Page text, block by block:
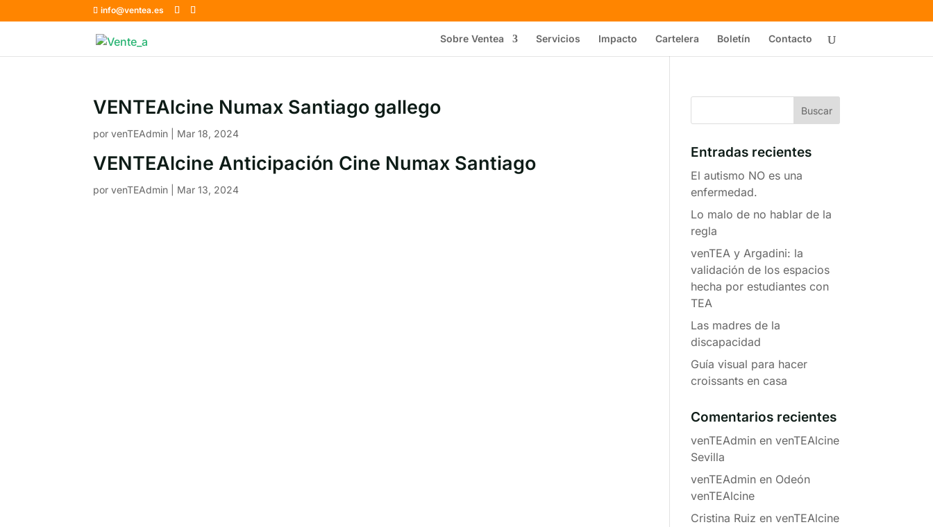
info@ventea.es
Sobre Ventea Servicios Impacto Cartelera Boletín Contacto
VENTEAlcine Numax Santiago gallego
porvenTEAdmin Mar 18, 2024
VENTEAlcine Anticipación Cine Numax Santiago
porvenTEAdmin Mar 13, 2024
Entradas recientes
El autismo NO es una
enfermedad.
Lo malo de no hablar de la
regla
venTEA y Argadini: la
validación de los espacios
hecha por estudiantes con
TEA
Las madres de la
discapacidad
Guía visual para hacer
croissants en casa
Comentarios recientes
venTEAdminen venTEAlcine
Sevilla
venTEAdminen Odeón
venTEAlcine
Cristina Ruiz en venTEAlcine